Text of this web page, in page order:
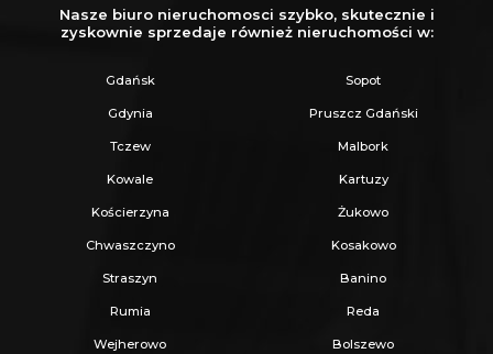
Nasze biuro nieruchomosci szybko, skutecznie i
zyskownie sprzedaje również nieruchomości w:
Gdańsk Sopot
Gdynia Pruszcz Gdański
Tczew Malbork
Kowale Kartuzy
Kościerzyna Żukowo
Chwaszczyno Kosakowo
Straszyn Banino
Rumia Reda
Wejherowo Bolszewo